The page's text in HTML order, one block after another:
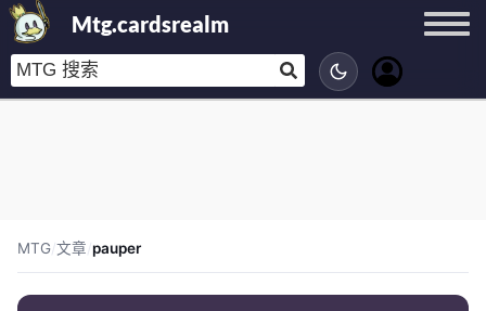
Mtg.cardsrealm
MTG/文章/pauper